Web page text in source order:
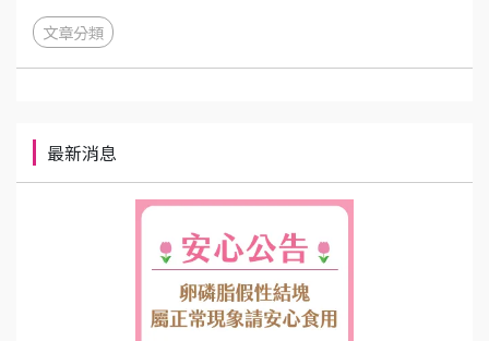
文章分類
最新消息